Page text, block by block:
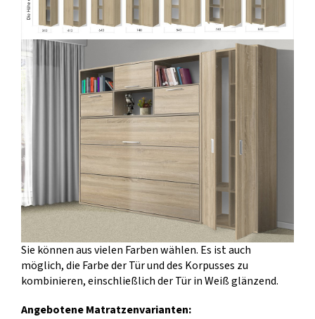
Sie können aus vielen Farben wählen. Es ist auch
möglich, die Farbe der Tür und des Korpusses zu
kombinieren, einschließlich der Tür in Weiß glänzend.
Angebotene Matratzenvarianten: